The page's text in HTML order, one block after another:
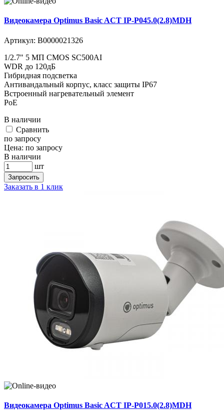
Видеокамера Optimus Basic ACT IP-P045.0(2.8)MDH
Артикул: В0000021326
1/2.7" 5 МП CMOS SC500AI
WDR до 120дБ
Гибридная подсветка
Антивандальный корпус, класс защиты IР67
Встроенный нагревательный элемент
PoE
В наличии
Cравнить
по запросу
Цена: по запросу
В наличии
шт
Запросить
Заказать в 1 клик
Видеокамера Optimus Basic ACT IP-P015.0(2.8)MDH